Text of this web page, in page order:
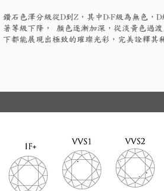
鑽石色澤分級從D到Z，其中D-F級為無色，
著等級下降， 顏色逐漸加深，從淡黃色過
下都能展現出極致的璀璨光彩，完美詮釋其